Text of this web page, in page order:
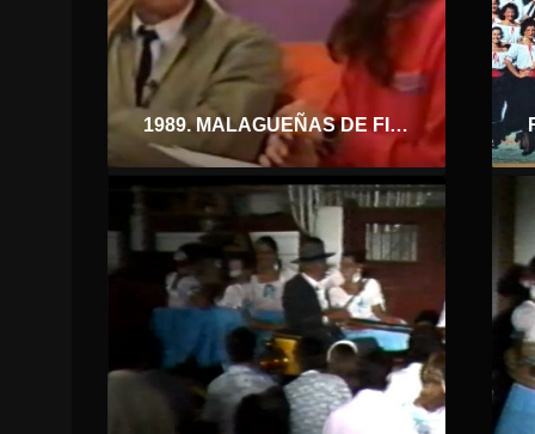
1989. MALAGUEÑAS DE FIESTA. ENTREVISTA A PACO SOLER EN PTV